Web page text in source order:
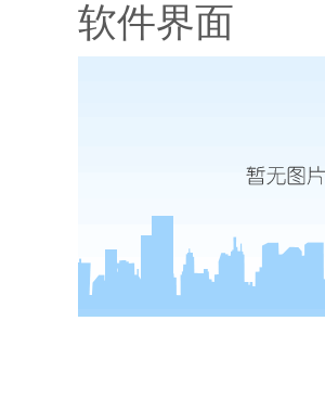
软件界面